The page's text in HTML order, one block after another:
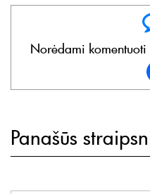
Norėdami
Panašūs